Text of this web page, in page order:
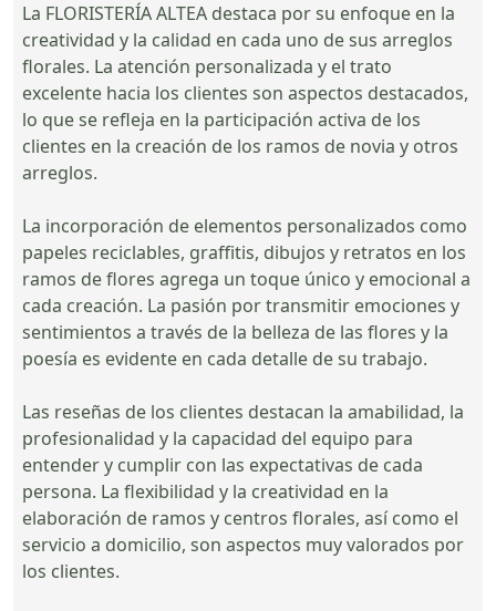
La FLORISTERÍA ALTEA destaca por su enfoque en la
creatividad y la calidad en cada uno de sus arreglos
florales. La atención personalizada y el trato
excelente hacia los clientes son aspectos destacados,
lo que se refleja en la participación activa de los
clientes en la creación de los ramos de novia y otros
arreglos.
La incorporación de elementos personalizados como
papeles reciclables, graffitis, dibujos y retratos en los
ramos de flores agrega un toque único y emocional a
cada creación. La pasión por transmitir emociones y
sentimientos a través de la belleza de las flores y la
poesía es evidente en cada detalle de su trabajo.
Las reseñas de los clientes destacan la amabilidad, la
profesionalidad y la capacidad del equipo para
entender y cumplir con las expectativas de cada
persona. La flexibilidad y la creatividad en la
elaboración de ramos y centros florales, así como el
servicio a domicilio, son aspectos muy valorados por
los clientes.